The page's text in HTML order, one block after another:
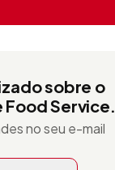
sobre o
Food Service.
no seu e-mail